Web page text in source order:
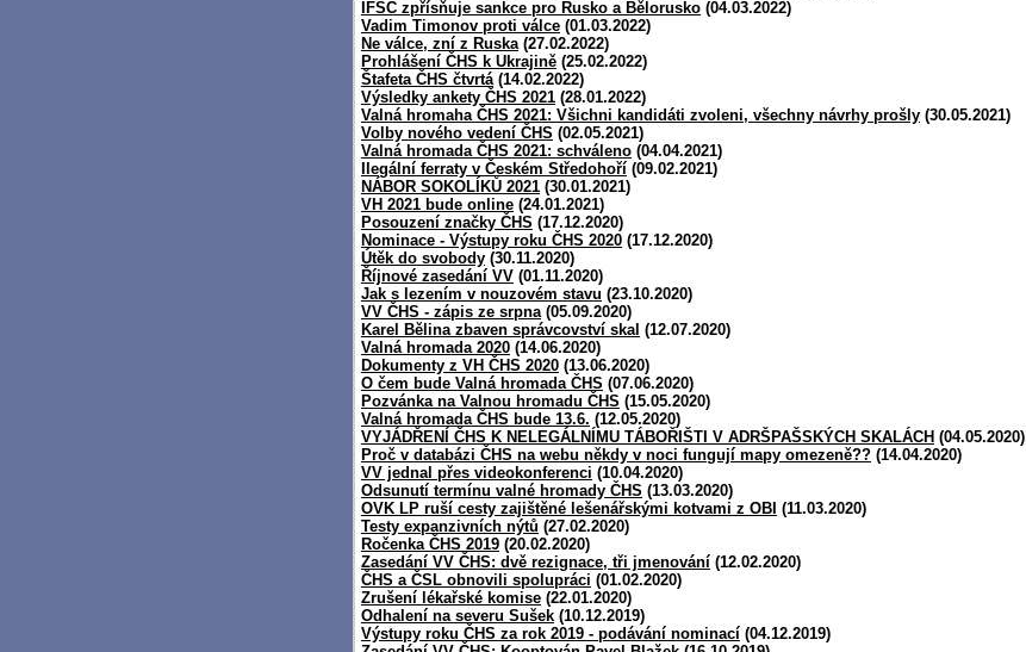
IFSC zpřísňuje sankce pro Rusko a Bělorusko (04.03.2022)
Vadim Timonov proti válce (01.03.2022)
Ne válce, zní z Ruska(27.02.2022)
Prohlášení ČHS k Ukrajině (25.02.2022)
Štafeta ČHS čtvrtá(14.02.2022)
Výsledky ankety ČHS 2021 (28.01.2022)
Valná hromaha ČHS 2021: Všichni kandidáti zvoleni, všechny návrhy prošly (30.05.2021)
Volby nového vedení ČHS (02.05.2021)
Valná hromada ČHS 2021: schváleno (04.04.2021)
Ilegální ferraty v Českém Středohoří (09.02.2021)
NÁBOR SOKOLÍKŮ 2021 (30.01.2021)
VH 2021 bude online (24.01.2021)
Posouzení značky ČHS (17.12.2020)
Nominace - Výstupy roku ČHS 2020 (17.12.2020)
Útěk do svobody (30.11.2020)
Říjnové zasedání VV (01.11.2020)
Jak s lezením v nouzovém stavu (23.10.2020)
VV ČHS - zápis ze srpna(05.09.2020)
Karel Bělina zbaven správcovství skal (12.07.2020)
Valná hromada 2020 (14.06.2020)
Dokumenty z VH ČHS 2020 (13.06.2020)
O čem bude Valná hromada ČHS (07.06.2020)
Pozvánka na Valnou hromadu ČHS (15.05.2020)
Valná hromada ČHS bude 13.6. (12.05.2020)
VYJÁDŘENÍ ČHS K NELEGÁLNÍMU TÁBOŘIŠTI V ADRŠPAŠSKÝCH SKALÁCH (04.05.2020)
Proč v databázi ČHS na webu někdy v noci fungují mapy omezeně?? (14.04.2020)
VV jednal přes videokonferenci (10.04.2020)
Odsunutí termínu valné hromady ČHS (13.03.2020)
OVK LP ruší cesty zajištěné lešenářskými kotvami z OBI (11.03.2020)
Testy expanzivních nýtů (27.02.2020)
Ročenka ČHS 2019 (20.02.2020)
Zasedání VV ČHS: dvě rezignace, tři jmenování (12.02.2020)
ČHS a ČSL obnovili spolupráci (01.02.2020)
Zrušení lékařské komise (22.01.2020)
Odhalení na severu Sušek (10.12.2019)
Výstupy roku ČHS za rok 2019 - podávání nominací (04.12.2019)